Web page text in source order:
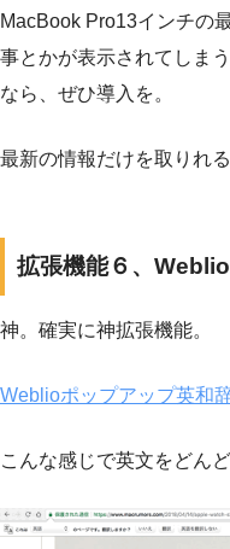
MacBook Pro13インチの
事とかが表示されてしま
なら、ぜひ導入を。
最新の情報だけを取りれ
拡張機能６、
神。確実に神拡張機能。
Weblioポップアップ英和
こんな感じで英文をどん